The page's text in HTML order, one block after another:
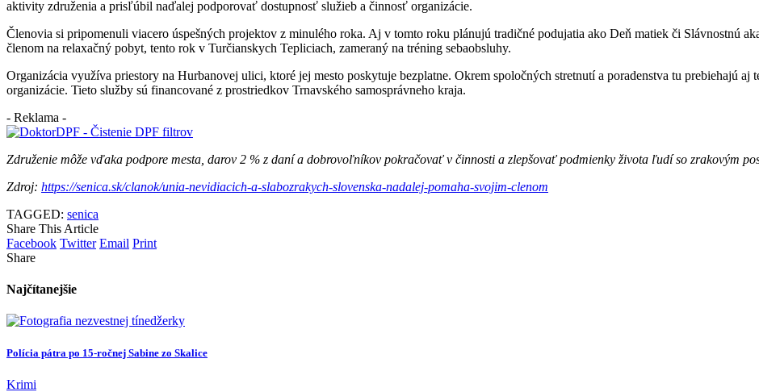
aktivity združenia a prisľúbil naďalej podporovať dostupnosť služieb a činnosť organizácie.
Členovia si pripomenuli viacero úspešných projektov z minulého roka. Aj v tomto roku plánujú tradičné podujatia ako Deň matiek či Slávnostnú
členom na relaxačný pobyt, tento rok v Turčianskych Tepliciach, zameraný na tréning sebaobsluhy.
Organizácia využíva priestory na Hurbanovej ulici, ktoré jej mesto poskytuje bezplatne. Okrem spoločných stretnutí a poradenstva tu prebiehajú aj
organizácie. Tieto služby sú financované z prostriedkov Trnavského samosprávneho kraja.
- Reklama -
Združenie môže vďaka podpore mesta, darov 2 % z daní a dobrovoľníkov pokračovať v činnosti a zlepšovať podmienky života ľudí so zrakovým
Zdroj: https://senica.sk/clanok/unia-nevidiacich-a-slabozrakych-slovenska-nadalej-pomaha-svojim-clenom
TAGGED: senica
Share This Article
Facebook Twitter Email Print
Share
Najčítanejšie
Polícia pátra po 15-ročnej Sabine zo Skalice
Krimi